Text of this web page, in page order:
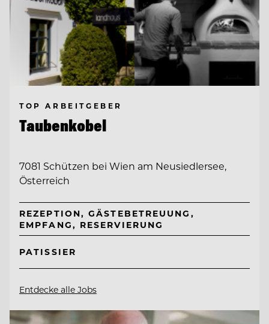
TOP ARBEITGEBER
Taubenkobel
7081 Schützen bei Wien am Neusiedlersee,
Österreich
REZEPTION, GÄSTEBETREUUNG,
EMPFANG, RESERVIERUNG
PATISSIER
Entdecke alle Jobs